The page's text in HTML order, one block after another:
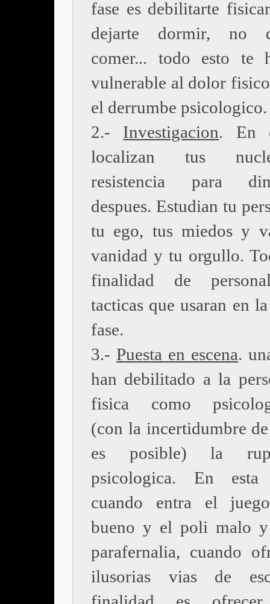
fase es debilitarte
dejarte dormir, no
comer... todo esto te
vulnerable al dolor
el derrumbe psicologico.
2.- Investigacion. En
localizan tus
resistencia para
despues. Estudian tu
tu ego, tus miedos y
vanidad y tu orgullo.
finalidad de
tacticas que usaran en
fase.
3.- Puesta en escena.
han debilitado a la
fisica como
(con la incertidumbre
es posible) la
psicologica. En
cuando entra el
bueno y el poli malo y
parafernalia, cuando
ilusorias vias de